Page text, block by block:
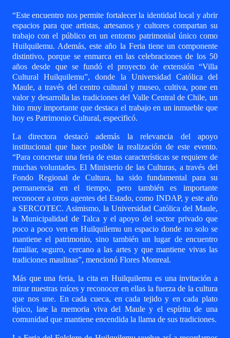
“Este encuentro nos permite fortalecer la identidad local y abrir
espacios para que artistas, artesanos y cultores compartan su
trabajo con el público en un entorno patrimonial único como
Huilquilemu. Además, este año la Feria tiene un componente
distintivo, porque se enmarca en las celebraciones de los 50
años desde que se fundó el proyecto de extensión “Villa
Cultural Huilquilemu”, donde la Universidad Católica del
Maule, a través del centro cultural y museo, cultiva, pone en
valor y desarrolla las tradiciones del Valle Central de Chile, un
hito muy importante que destaca el trabajo en un inmueble que
hoy es Patrimonio Cultural, especificó.
La directora destacó además la relevancia del apoyo
institucional que hace posible la realización de este evento.
“Para concretar una feria de estas características se requiere de
muchas voluntades. El Ministerio de las Culturas, a través del
Fondo Regional de Cultura, ha sido fundamental para su
permanencia en el tiempo, pero también es importante
reconocer a otros agentes del Estado, como INDAP, y este año
a SERCOTEC. Asimismo, la Universidad Católica del Maule,
la Municipalidad de Talca y el apoyo del sector privado que
poco a poco ven en Huilquilemu un espacio donde no solo se
mantiene el patrimonio, sino también un lugar de encuentro
familiar, seguro, cercano a las artes y que mantiene vivas las
tradiciones maulinas”, mencionó Flores Monreal.
Más que una feria, la cita en Huilquilemu es una invitación a
mirar nuestras raíces y reconocer en ellas la fuerza de la cultura
que nos une. En cada cueca, en cada tejido y en cada plato
típico, late la memoria viva del Maule y el espíritu de una
comunidad que mantiene encendida la llama de sus tradiciones.